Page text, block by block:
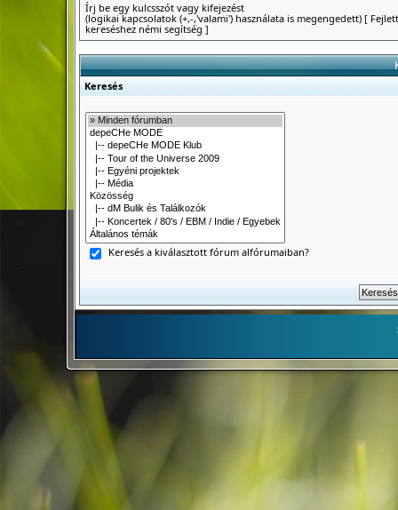
Írj be egy kulcsszót vagy kifejezést
(logikai kapcsolatok (+,-,'valami') használata is megengedett)[
kereséshez némi segítség ]
Keresés
Keresés a kiválasztott fórum alfórumaiban?